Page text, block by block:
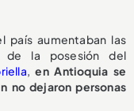
país aumentaban las
de la posesión del
, en Antioquia se
no dejaron personas